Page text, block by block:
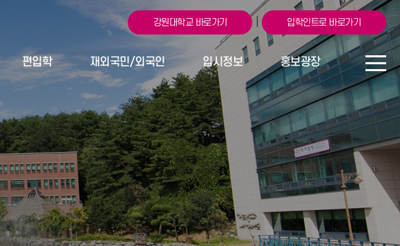
강원대학교 바로가기 입학인트로 바로가기
편입학
공지사항
자료실
자주묻는질문F
AQ
입학상담Q&A
재외국민/외국인
2026학년도 외국인
신입학 모집요강
입학상담Q&A
입시정보
공지사항
자주묻는질문FA
Q
입학상담Q&A
전공안내
중·고교연계
홍보광장
장학제도
생활관 안내
국제화프로그
램
미리 가본 강
원대학교(강
릉·원주캠퍼
스)